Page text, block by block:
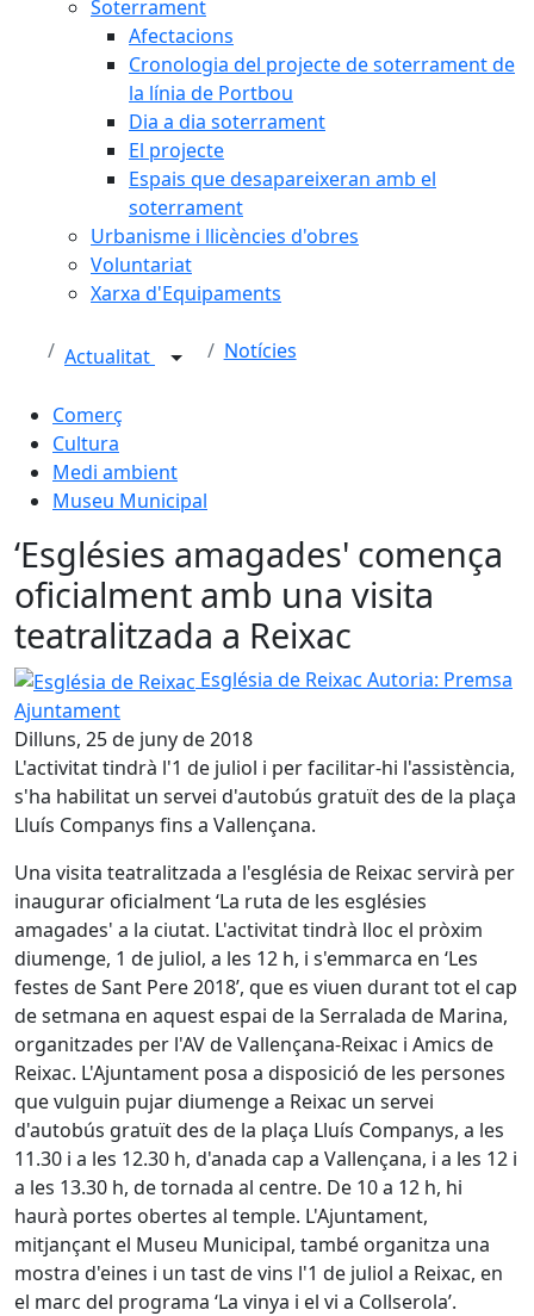
Soterrament
Afectacions
Cronologia del projecte de soterrament de
la línia de Portbou
Dia a dia soterrament
El projecte
Espais que desapareixeran amb el
soterrament
Urbanisme i llicències d'obres
Voluntariat
Xarxa d'Equipaments
Actualitat Notícies
Comerç
Cultura
Medi ambient
Museu Municipal
‘Esglésies amagades' comença
oficialment amb una visita
teatralitzada a Reixac
Església de Reixac Església de Reixac Autoria: Premsa
Ajuntament
Dilluns, 25 de juny de 2018
L'activitat tindrà l'1 de juliol i per facilitar-hi l'assistència,
s'ha habilitat un servei d'autobús gratuït des de la plaça
Lluís Companys fins a Vallençana.
Una visita teatralitzada a l'església de Reixac servirà per
inaugurar oficialment ‘La ruta de les esglésies
amagades' a la ciutat. L'activitat tindrà lloc el pròxim
diumenge, 1 de juliol, a les 12 h, i s'emmarca en ‘Les
festes de Sant Pere 2018’, que es viuen durant tot el cap
de setmana en aquest espai de la Serralada de Marina,
organitzades per l'AV de Vallençana-Reixac i Amics de
Reixac. L'Ajuntament posa a disposició de les persones
que vulguin pujar diumenge a Reixac un servei
d'autobús gratuït des de la plaça Lluís Companys, a les
11.30 i a les 12.30 h, d'anada cap a Vallençana, i a les 12 i
a les 13.30 h, de tornada al centre. De 10 a 12 h, hi
haurà portes obertes al temple. L'Ajuntament,
mitjançant el Museu Municipal, també organitza una
mostra d'eines i un tast de vins l'1 de juliol a Reixac, en
el marc del programa ‘La vinya i el vi a Collserola’.